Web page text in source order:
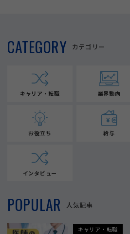
CATEGORY カテゴリー
キャリア・転職 業界動向
お役立ち 給与
インタビュー
POPULAR 人気記事
キャリア・転職